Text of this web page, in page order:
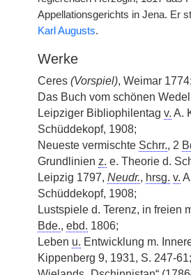
Appellationsgerichts in Jena. Er
Karl Augusts.
Werke
Ceres (Vorspiel), Weimar 1774;
Das Buch vom schönen
Leipziger Bibliophilentag v. A.
Schüddekopf, 1908;
Neueste vermischte Schrr., 2
Grundlinien z. e. Theorie d.
Leipzig 1797, Neudr., hrsg. v.
Schüddekopf, 1908;
Lustspiele d. Terenz, in freien
Bde., ebd. 1806;
Leben u. Entwicklung m.
Kippenberg 9, 1931, S. 247-61;